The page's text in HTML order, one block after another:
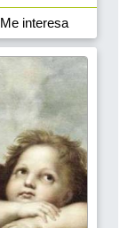
Me interesa